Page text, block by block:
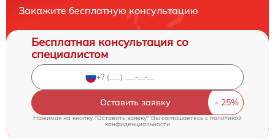
Закажите бесплатную консультацию
Бесплатная консультация со
специалистом
Оставить заявку
Нажимая на кнопку "Оставить заявку" Вы соглашаетесь cполитикой
конфиденциальности